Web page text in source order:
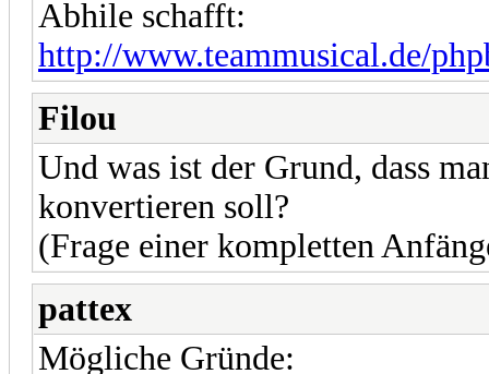
Abhile schafft:
http://www.teammusical.de/
Filou
Und was ist der Grund, dass
konvertieren soll?
(Frage einer kompletten
pattex
Mögliche Gründe: